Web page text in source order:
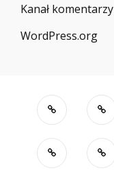
Kanał komentarzy
WordPress.org